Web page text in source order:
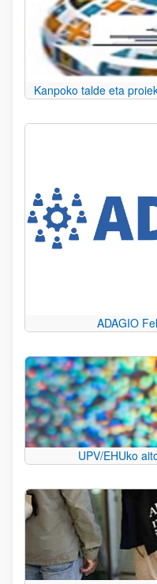
Kanpoko talde eta
ADAGIO
UPV/EHUko